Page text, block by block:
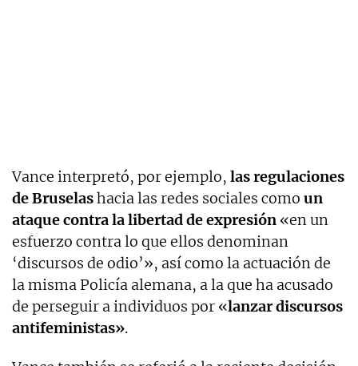
Vance interpretó, por ejemplo, las regulaciones
de Bruselashacia las redes sociales como un
ataque contra la libertad de expresión «en un
esfuerzo contra lo que ellos denominan
‘discursos de odio’», así como la actuación de
la misma Policía alemana, a la que ha acusado
de perseguir a individuos por «lanzar discursos
antifeministas».